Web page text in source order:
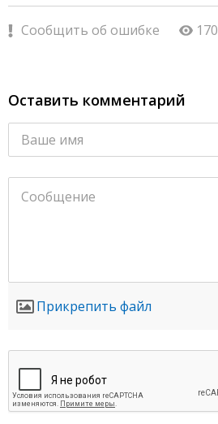
Сообщить об ошибке 170
Оставить комментарий
Прикрепить файл